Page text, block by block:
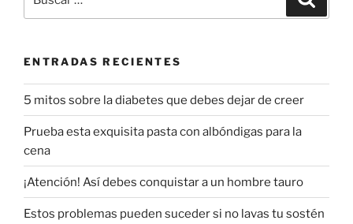
por:
ENTRADAS RECIENTES
5 mitos sobre la diabetes que debes dejar de creer
Prueba esta exquisita pasta con albóndigas para la
cena
¡Atención! Así debes conquistar a un hombre tauro
Estos problemas pueden suceder si no lavas tu sostén